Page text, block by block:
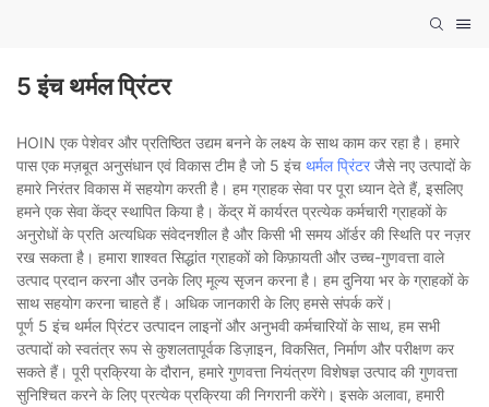
5 इंच थर्मल प्रिंटर
HOIN एक पेशेवर और प्रतिष्ठित उद्यम बनने के लक्ष्य के साथ काम कर रहा है। हमारे
पास एक मज़बूत अनुसंधान एवं विकास टीम है जो 5 इंच थर्मल प्रिंटरजैसे नए उत्पादों के
हमारे निरंतर विकास में सहयोग करती है। हम ग्राहक सेवा पर पूरा ध्यान देते हैं, इसलिए
हमने एक सेवा केंद्र स्थापित किया है। केंद्र में कार्यरत प्रत्येक कर्मचारी ग्राहकों के
अनुरोधों के प्रति अत्यधिक संवेदनशील है और किसी भी समय ऑर्डर की स्थिति पर नज़र
रख सकता है। हमारा शाश्वत सिद्धांत ग्राहकों को किफ़ायती और उच्च-गुणवत्ता वाले
उत्पाद प्रदान करना और उनके लिए मूल्य सृजन करना है। हम दुनिया भर के ग्राहकों के
साथ सहयोग करना चाहते हैं। अधिक जानकारी के लिए हमसे संपर्क करें।
पूर्ण 5 इंच थर्मल प्रिंटर उत्पादन लाइनों और अनुभवी कर्मचारियों के साथ, हम सभी
उत्पादों को स्वतंत्र रूप से कुशलतापूर्वक डिज़ाइन, विकसित, निर्माण और परीक्षण कर
सकते हैं। पूरी प्रक्रिया के दौरान, हमारे गुणवत्ता नियंत्रण विशेषज्ञ उत्पाद की गुणवत्ता
सुनिश्चित करने के लिए प्रत्येक प्रक्रिया की निगरानी करेंगे। इसके अलावा, हमारी